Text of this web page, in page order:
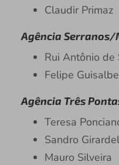
Claudir Primaz
Agência Serranos/
Rui Antônio de
Felipe
Agência Três
Teresa
Sandro
Mauro Silveira